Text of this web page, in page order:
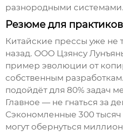
разнородными системами.
Резюме для практиков
Китайские прессы уже не
назад. ООО Цзянсу
пример эволюции от
собственным
подойдёт для 80% задач
Главное — не гнаться за
Сэкономленные 300
могут обернуться